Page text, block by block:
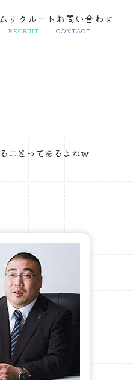
リクルート
RECRUIT
お問い合わせ
CONTACT
ことってあるよねｗ